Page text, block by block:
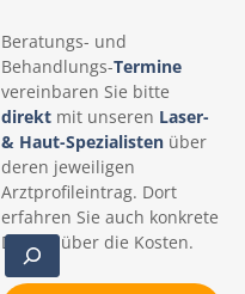
Beratungs- und
Behandlungs-Termine
vereinbaren Sie bitte
direkt mit unseren Laser-
& Haut-Spezialisten über
deren jeweiligen
Arztprofileintrag. Dort
erfahren Sie auch konkrete
Details über die Kosten.